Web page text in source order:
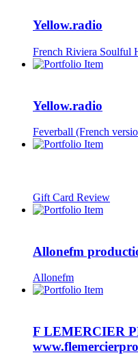
Yellow.radio
French Riviera Soulful
Yellow.radio
Feverball (French
Gift Card Review
Allonefm
Allonefm
F LEMERCIER